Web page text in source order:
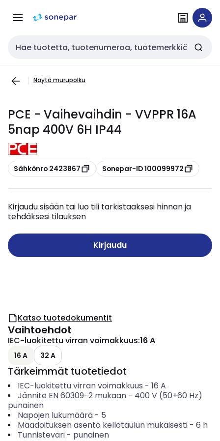
navigointiinsisältöön
Haku
Näytä murupolku
PCE - Vaihevaihdin - VVPPR 16A
5nap 400V 6H IP44
Kopioi
Sähkönro 2423867 Kopioi
Sonepar-ID 100099972
Kirjaudu sisään tai luo tili tarkistaaksesi hinnan ja
tehdäksesi tilauksen
Kirjaudu
Katso tuotedokumentit
Vaihtoehdot
IEC-luokitettu virran voimakkuus:16 A
16 A 32 A
Tärkeimmät tuotetiedot
IEC-luokitettu virran voimakkuus - 16 A
Jännite EN 60309-2 mukaan- 400 V (50+60 Hz)
punainen
Napojen lukumäärä- 5
Maadoituksen asento kellotaulun mukaisesti- 6 h
Tunnisteväri- punainen